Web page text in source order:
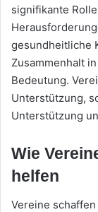
signifikante
gesundheitliche
Zusammenhalt
Bedeutung.
Unterstützung,
Unterstützung
Wie
helfen
Vereine